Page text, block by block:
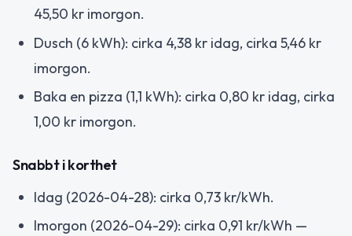
45,50 kr imorgon.
Dusch (6 kWh): cirka 4,38 kr idag, cirka 5,46 kr
imorgon.
Baka en pizza (1,1 kWh): cirka 0,80 kr idag, cirka
1,00 kr imorgon.
Snabbt i korthet
Idag (2026-04-28): cirka 0,73 kr/kWh.
Imorgon (2026-04-29): cirka 0,91 kr/kWh —